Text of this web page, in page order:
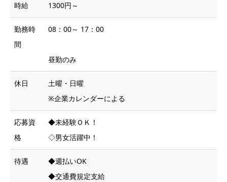
時給 1300円～
勤務時
間
08：00～ 17：00
昼勤のみ
休日
土曜・日曜
※企業カレンダーによる
応募資
格
◆未経験ＯＫ！
◇男女活躍中！
待遇
◆週払いOK
◆交通費規定支給